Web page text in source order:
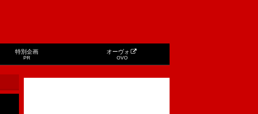
特別企画
PR
オーヴォ
OVO